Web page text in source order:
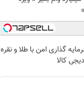
گذاری امن با طلا و نقره
کالا